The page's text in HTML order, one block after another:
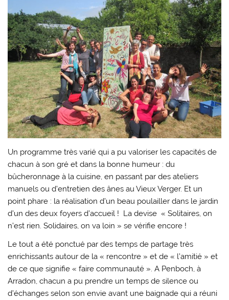
Un programme très varié qui a pu valoriser les capacités de
chacun à son gré et dans la bonne humeur : du
bûcheronnage à la cuisine, en passant par des ateliers
manuels ou d’entretien des ânes au Vieux Verger. Et un
point phare : la réalisation d’un beau poulailler dans le jardin
d’un des deux foyers d’accueil ! La devise « Solitaires, on
n’est rien. Solidaires, on va loin » se vérifie encore !
Le tout a été ponctué par des temps de partage très
enrichissants autour de la « rencontre » et de « l’amitié » et
de ce que signifie « faire communauté ». A Penboch, à
Arradon, chacun a pu prendre un temps de silence ou
d’échanges selon son envie avant une baignade qui a réuni